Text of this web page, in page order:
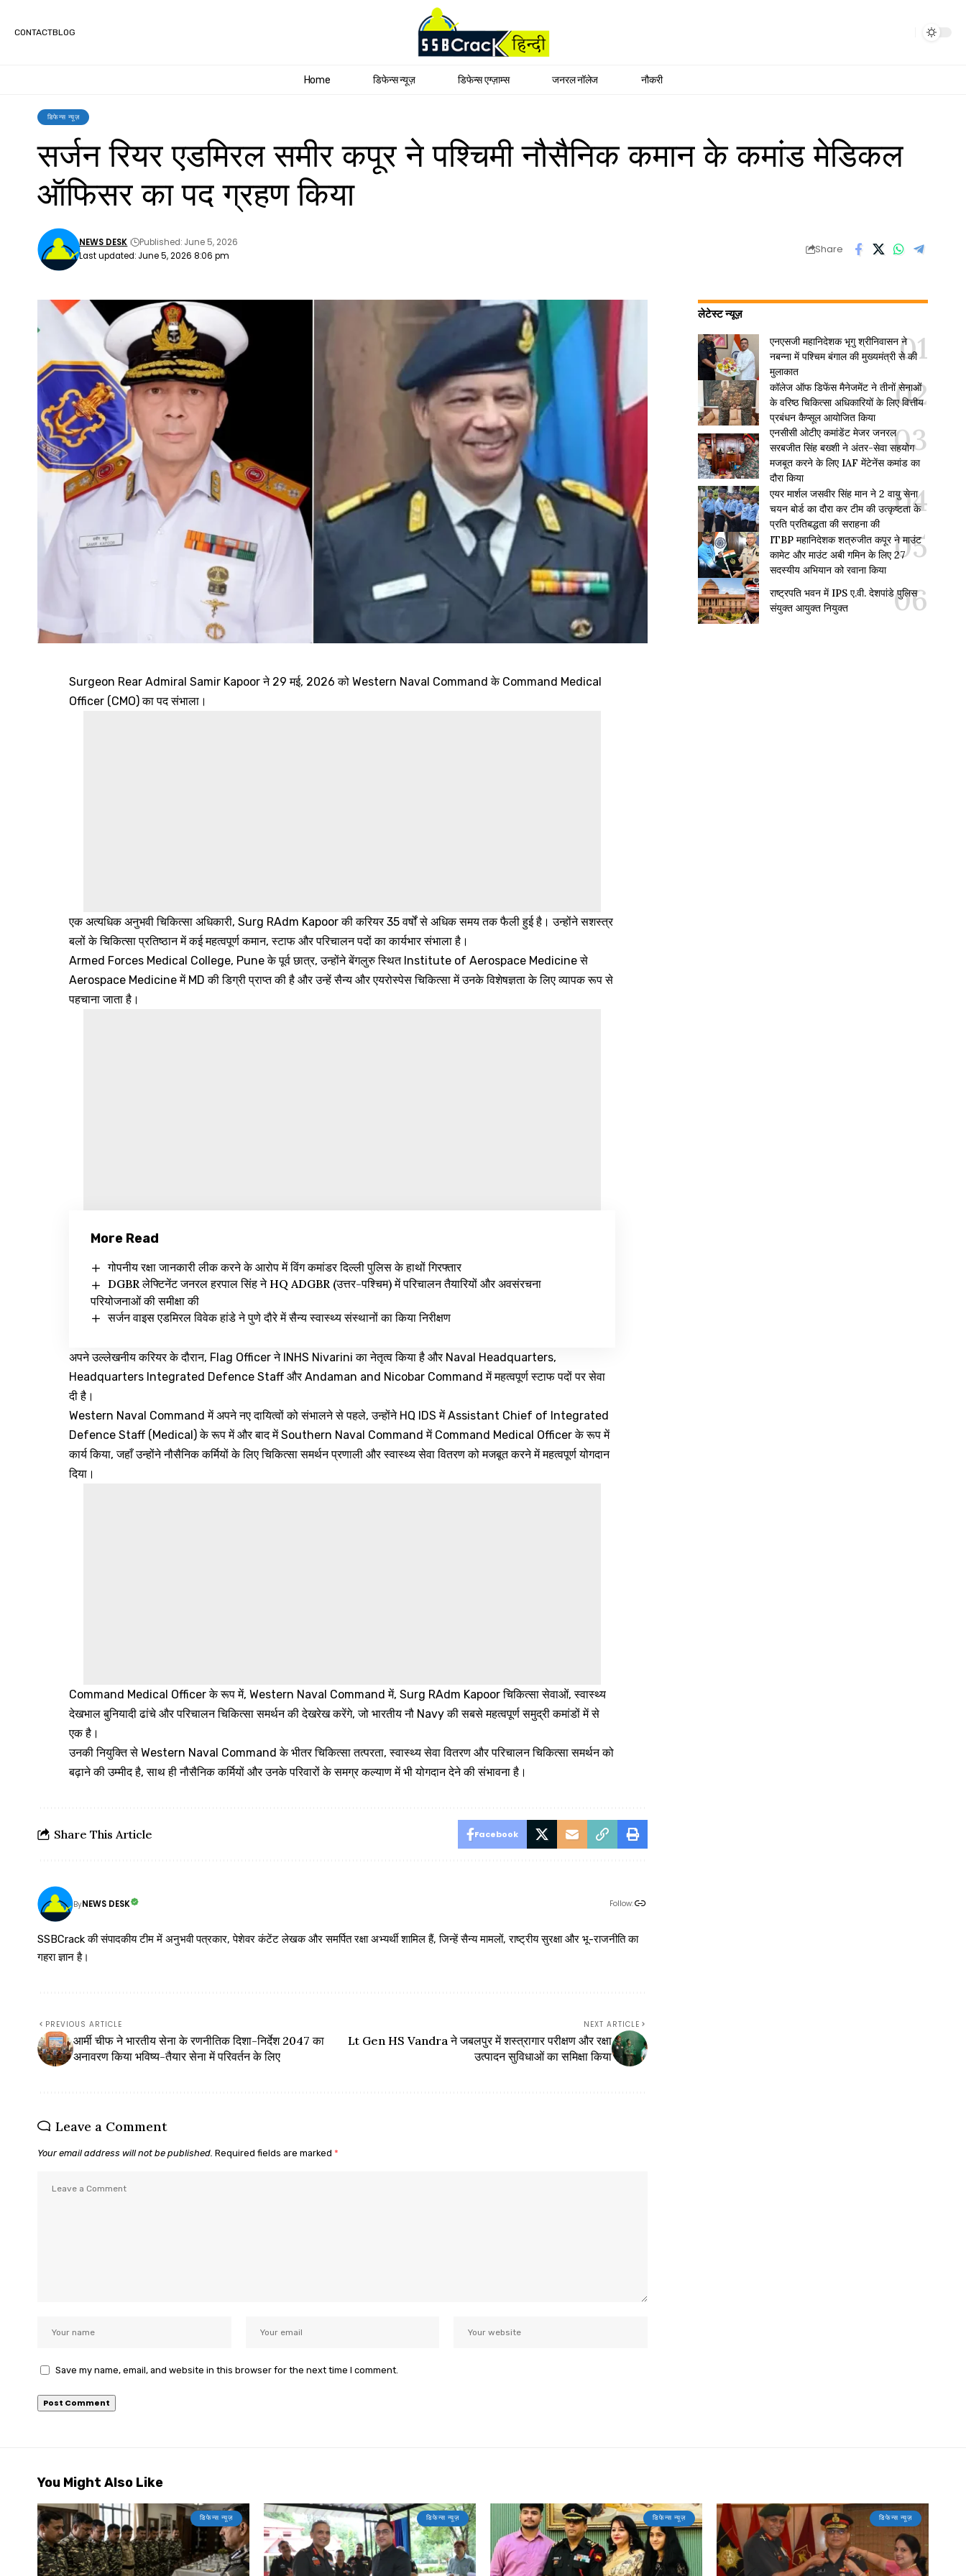
CONTACTBLOG
Home डिफेन्स न्यूज़ डिफेन्स एग्ज़ाम्स जनरल नॉलेज नौकरी
डिफेन्स न्यूज़
सर्जन रियर एडमिरल समीर कपूर ने पश्चिमी नौसैनिक कमान के कमांड मेडिकल
ऑफिसर का पद ग्रहण किया
Last updated: June 5, 2026 8:06 pm
NEWS DESK Published: June 5, 2026
Share
Surgeon Rear Admiral Samir Kapoor ने 29 मई, 2026 को Western Naval Command के Command Medical
Officer (CMO) का पद संभाला।
एक अत्यधिक अनुभवी चिकित्सा अधिकारी, Surg RAdm Kapoor की करियर 35 वर्षों से अधिक समय तक फैली हुई है। उन्होंने सशस्त्र
बलों के चिकित्सा प्रतिष्ठान में कई महत्वपूर्ण कमान, स्टाफ और परिचालन पदों का कार्यभार संभाला है।
Armed Forces Medical College, Pune के पूर्व छात्र, उन्होंने बेंगलुरु स्थित Institute of Aerospace Medicine से
Aerospace Medicine में MD की डिग्री प्राप्त की है और उन्हें सैन्य और एयरोस्पेस चिकित्सा में उनके विशेषज्ञता के लिए व्यापक रूप से
पहचाना जाता है।
More Read
गोपनीय रक्षा जानकारी लीक करने के आरोप में विंग कमांडर दिल्ली पुलिस के हाथों गिरफ्तार
DGBR लेफ्टिनेंट जनरल हरपाल सिंह ने HQ ADGBR (उत्तर-पश्चिम) में परिचालन तैयारियों और अवसंरचना
परियोजनाओं की समीक्षा की
सर्जन वाइस एडमिरल विवेक हांडे ने पुणे दौरे में सैन्य स्वास्थ्य संस्थानों का किया निरीक्षण
अपने उल्लेखनीय करियर के दौरान, Flag Officer ने INHS Nivarini का नेतृत्व किया है और Naval Headquarters,
Headquarters Integrated Defence Staff और Andaman and Nicobar Command में महत्वपूर्ण स्टाफ पदों पर सेवा
दी है।
Western Naval Command में अपने नए दायित्वों को संभालने से पहले, उन्होंने HQ IDS में Assistant Chief of Integrated
Defence Staff (Medical) के रूप में और बाद में Southern Naval Command में Command Medical Officer के रूप में
कार्य किया, जहाँ उन्होंने नौसैनिक कर्मियों के लिए चिकित्सा समर्थन प्रणाली और स्वास्थ्य सेवा वितरण को मजबूत करने में महत्वपूर्ण योगदान
दिया।
Command Medical Officer के रूप में, Western Naval Command में, Surg RAdm Kapoor चिकित्सा सेवाओं, स्वास्थ्य
देखभाल बुनियादी ढांचे और परिचालन चिकित्सा समर्थन की देखरेख करेंगे, जो भारतीय नौ Navy की सबसे महत्वपूर्ण समुद्री कमांडों में से
एक है।
उनकी नियुक्ति से Western Naval Command के भीतर चिकित्सा तत्परता, स्वास्थ्य सेवा वितरण और परिचालन चिकित्सा समर्थन को
बढ़ाने की उम्मीद है, साथ ही नौसैनिक कर्मियों और उनके परिवारों के समग्र कल्याण में भी योगदान देने की संभावना है।
Share This Article Facebook
ByNEWS DESK Follow:
SSBCrack की संपादकीय टीम में अनुभवी पत्रकार, पेशेवर कंटेंट लेखक और समर्पित रक्षा अभ्यर्थी शामिल हैं, जिन्हें सैन्य मामलों, राष्ट्रीय सुरक्षा और भू-राजनीति का
गहरा ज्ञान है।
PREVIOUS ARTICLE
आर्मी चीफ ने भारतीय सेना के रणनीतिक दिशा-निर्देश 2047 का
अनावरण किया भविष्य-तैयार सेना में परिवर्तन के लिए
NEXT ARTICLE
Lt Gen HS Vandra ने जबलपुर में शस्त्रागार परीक्षण और रक्षा
उत्पादन सुविधाओं का समिक्षा किया
Leave a Comment
Your email address will not be published. Required fields are marked *
Save my name, email, and website in this browser for the next time I comment.
लेटेस्ट न्यूज़
एनएसजी महानिदेशक भृगु श्रीनिवासन ने
नबन्ना में पश्चिम बंगाल की मुख्यमंत्री से की
मुलाकात
कॉलेज ऑफ डिफेंस मैनेजमेंट ने तीनों सेनाओं
के वरिष्ठ चिकित्सा अधिकारियों के लिए वित्तीय
प्रबंधन कैप्सूल आयोजित किया
एनसीसी ओटीए कमांडेंट मेजर जनरल
सरबजीत सिंह बख्शी ने अंतर-सेवा सहयोग
मजबूत करने के लिए IAF मेंटेनेंस कमांड का
दौरा किया
एयर मार्शल जसवीर सिंह मान ने 2 वायु सेना
चयन बोर्ड का दौरा कर टीम की उत्कृष्टता के
प्रति प्रतिबद्धता की सराहना की
ITBP महानिदेशक शत्रुजीत कपूर ने माउंट
कामेट और माउंट अबी गमिन के लिए 27
सदस्यीय अभियान को रवाना किया
राष्ट्रपति भवन में IPS ए.वी. देशपांडे पुलिस
संयुक्त आयुक्त नियुक्त
You Might Also Like
डिफेन्स न्यूज़ डिफेन्स न्यूज़ डिफेन्स न्यूज़ डिफेन्स न्यूज़